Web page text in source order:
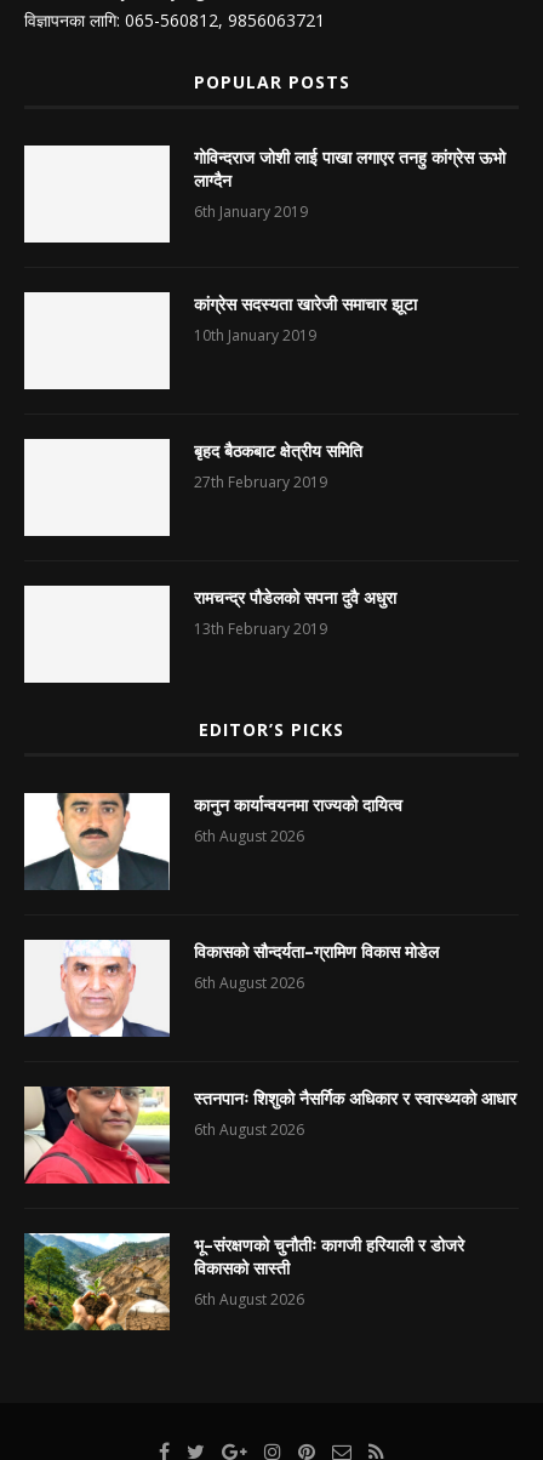
विज्ञापनका लागि: 065-560812, 9856063721
POPULAR POSTS
गोविन्दराज जोशी लाई पाखा लगाएर तनहु कांग्रेस ऊभो
लाग्दैन
6th January 2019
कांग्रेस सदस्यता खारेजी समाचार झूटा
10th January 2019
बृहद बैठकबाट क्षेत्रीय समिति
27th February 2019
रामचन्द्र पौडेलको सपना दुवै अधुरा
13th February 2019
EDITOR’S PICKS
कानुन कार्यान्वयनमा राज्यको दायित्व
6th August 2026
विकासको सौन्दर्यता–ग्रामिण विकास मोडेल
6th August 2026
स्तनपानः शिशुको नैसर्गिक अधिकार र स्वास्थ्यको आधार
6th August 2026
भू–संरक्षणको चुनौतीः कागजी हरियाली र डोजरे
विकासको सास्ती
6th August 2026